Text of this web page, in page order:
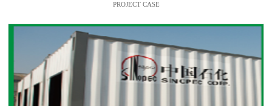
PROJECT CASE